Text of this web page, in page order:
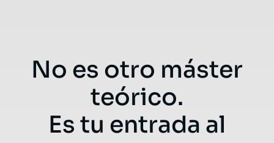
No es otro máster
teórico.
Es tu entrada al